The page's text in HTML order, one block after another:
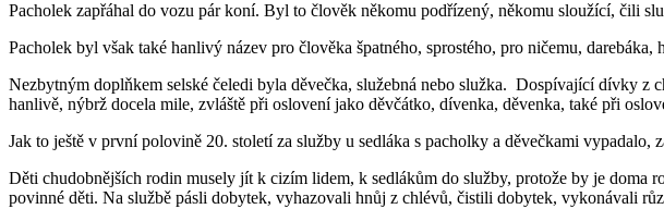
Pacholek zapřáhal do vozu pár koní. Byl to člověk někomu podřízený, někomu sloužící, čili
Pacholek byl však také hanlivý název pro člověka špatného, sprostého, pro ničemu, darebáka,
Nezbytným doplňkem selské čeledi byla děvečka, služebná nebo služka. Dospívající dívky z
hanlivě, nýbrž docela mile, zvláště při oslovení jako děvčátko, dívenka, děvenka, také při
Jak to ještě v první polovině 20. století za služby u sedláka s pacholky a děvečkami vypadalo,
Děti chudobnějších rodin musely jít k cizím lidem, k sedlákům do služby, protože by je
povinné děti. Na službě pásli dobytek, vyhazovali hnůj z chlévů, čistili dobytek, vykonávali